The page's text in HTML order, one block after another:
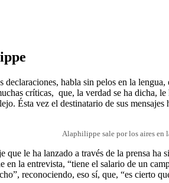
habla sin pelos en la
críticas, que, la verdad se ha dicha,
Ésta vez el destinatario de sus
Alaphilippe sale por los aires en
que le ha lanzado a través de la prensa
la entrevista, “tiene el salario de un
reconociendo, eso sí, que, “es cierto